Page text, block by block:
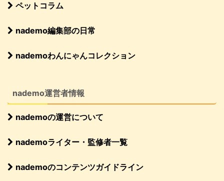
ペットコラム
nademo編集部の日常
nademoわんにゃんコレクション
nademo運営者情報
nademoの運営について
nademoライター・監修者一覧
nademoのコンテンツガイドライン